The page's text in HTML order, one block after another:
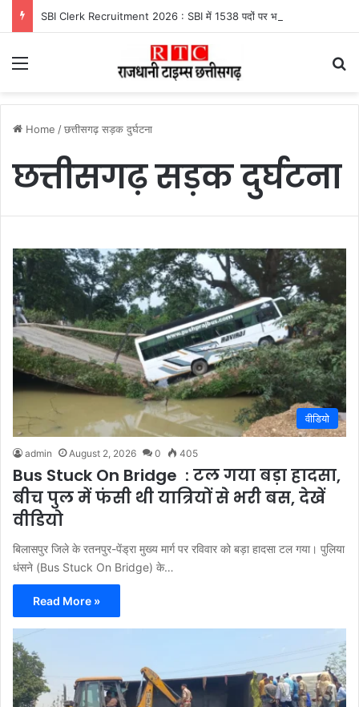
Menu
Home /छत्तीसगढ़ सड़क दुर्घटना
छत्तीसगढ़ सड़क दुर्घटना
वीडियो
admin August 2, 2026 0 405
Bus Stuck On Bridge : टल गया बड़ा हादसा,
बीच पुल में फंसी थी यात्रियों से भरी बस, देखें
वीडियो
बिलासपुर जिले के रतनपुर-पेंड्रा मुख्य मार्ग पर रविवार को बड़ा हादसा टल गया। पुलिया
धंसने (Bus Stuck On Bridge) के…
Read More »